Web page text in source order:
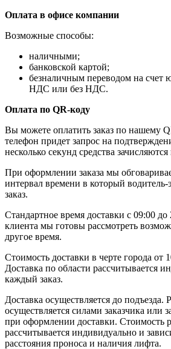
Оплата в офисе компании
Возможные способы:
наличными;
банковской картой;
безналичным переводом на счет
НДС или без НДС.
Оплата по QR-коду
Вы можете оплатить заказ по нашему
телефон придет запрос на
несколько секунд средства
При оформлении заказа мы
интервал времени в который водитель-
заказ.
Стандартное время доставки с 09:00
клиента мы готовы рассмотреть
другое время.
Стоимость доставки в черте города от
Доставка по области рассчитывается
каждый заказ.
Доставка осуществляется до подъезда.
осуществляется силами заказчика или
при оформлении доставки. Стоимость
рассчитывается индивидуально и
расстояния проноса и наличия лифта.